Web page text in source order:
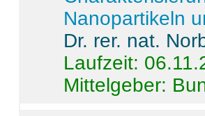
Nanopartikeln
Dr. rer. nat.
Laufzeit:
Mittelgeber: